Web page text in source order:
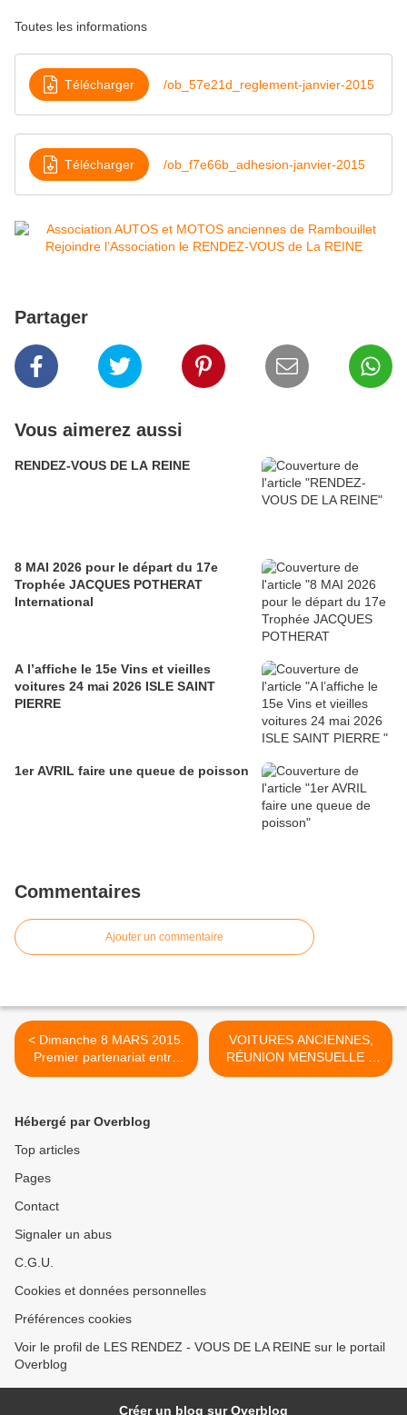
Toutes les informations
Télécharger /ob_57e21d_reglement-janvier-2015
Télécharger /ob_f7e66b_adhesion-janvier-2015
Partager
Vous aimerez aussi
RENDEZ-VOUS DE LA REINE
8 MAI 2026 pour le départ du 17e
Trophée JACQUES POTHERAT
International
A l’affiche le 15e Vins et vieilles
voitures 24 mai 2026 ISLE SAINT
PIERRE
1er AVRIL faire une queue de poisson
Commentaires
Ajouter un commentaire
< Dimanche 8 MARS 2015.
Premier partenariat entre
"Jazz à toute heure" et
REINE"
VOITURES ANCIENNES,
RÉUNION MENSUELLE A
VERSAILLES LE 1er
Hébergé par Overblog
Top articles
Pages
Contact
Signaler un abus
C.G.U.
Cookies et données personnelles
Préférences cookies
Voir le profil de LES RENDEZ - VOUS DE LA REINE sur le portail
Overblog
Créer un blog sur Overblog